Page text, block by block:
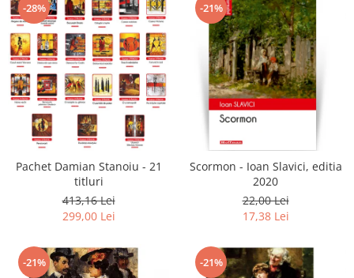
-28%
Pachet Damian Stanoiu - 21
titluri
413,16 Lei
299,00 Lei
-21%
Scormon - Ioan Slavici, editia
2020
22,00 Lei
17,38 Lei
-21% -21%